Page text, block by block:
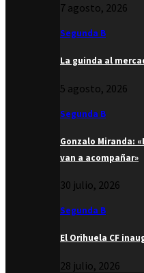
7 agosto, 2026
Segunda B
La guinda al
5 agosto, 2026
Segunda B
Gonzalo Miranda:
van a acompañar»
30 julio, 2026
Segunda B
El Orihuela CF
28 julio, 2026